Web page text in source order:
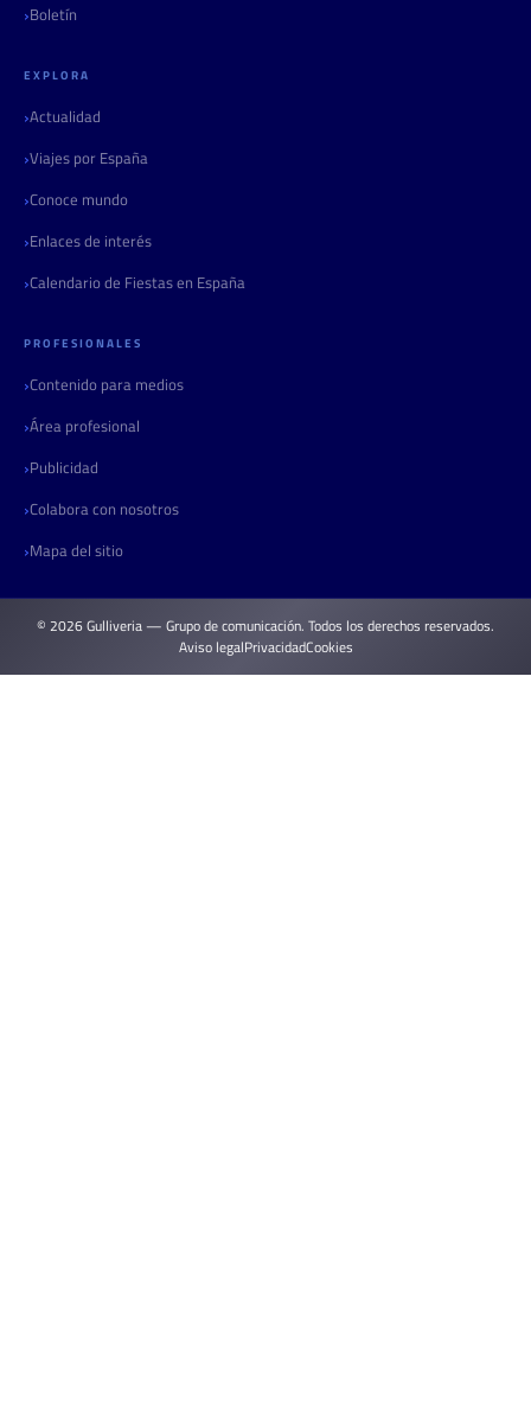
Boletín
EXPLORA
Actualidad
Viajes por España
Conoce mundo
Enlaces de interés
Calendario de Fiestas en España
PROFESIONALES
Contenido para medios
Área profesional
Publicidad
Colabora con nosotros
Mapa del sitio
© 2026 Gulliveria — Grupo de comunicación. Todos los derechos reservados.
Aviso legalPrivacidadCookies